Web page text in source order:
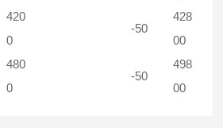
420
0
-50
428
00
480
0
-50
498
00